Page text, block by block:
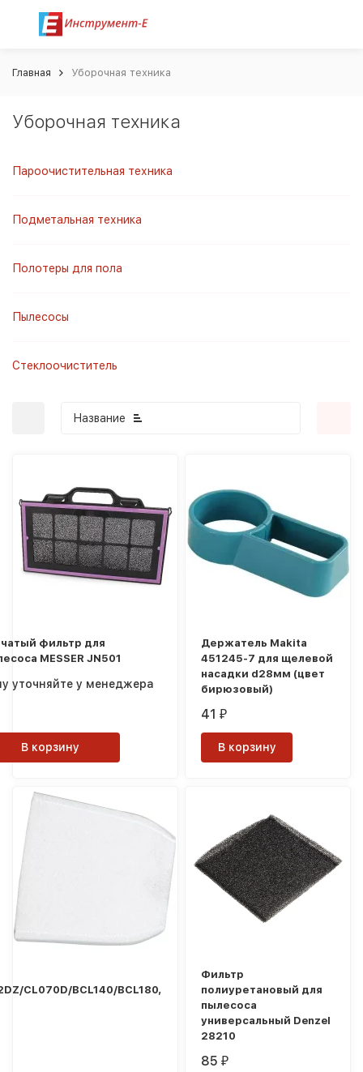
Главная Уборочная техника
Уборочная техника
Пароочистительная техника
Подметальная техника
Полотеры для пола
Пылесосы
Стеклоочиститель
Название
покупателей
фильтр для
MESSER JN501
уточняйте у менеджера
В корзину
Держатель Makita
451245-7 для щелевой
насадки d28мм (цвет
бирюзовый)
41₽
В корзину
CL070D/BCL140/BCL180,
Фильтр
полиуретановый для
пылесоса
универсальный Denzel
28210
85₽